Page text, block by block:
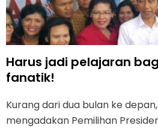
Harus jadi pelajaran
fanatik!
Kurang dari dua bulan ke
mengadakan Pemilihan